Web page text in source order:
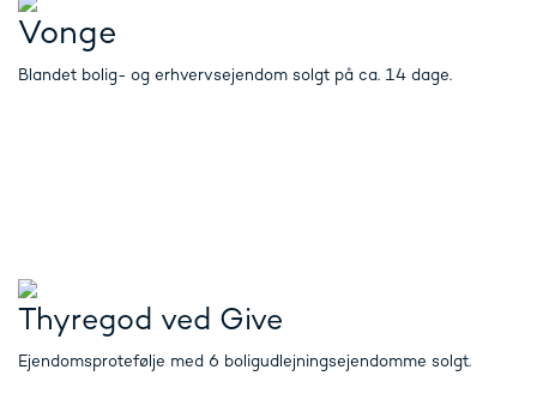
Vonge
Blandet bolig- og erhvervsejendom solgt på ca. 14 dage.
Thyregod ved Give
Ejendomsprotefølje med 6 boligudlejningsejendomme solgt.